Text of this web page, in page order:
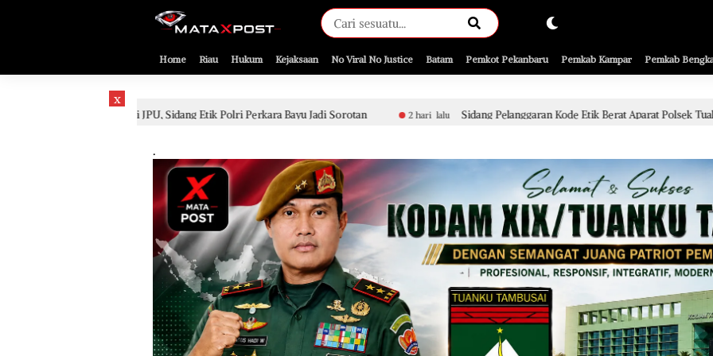
[gnpub_google_news_follow]
Home Riau Hukum Kejaksaan No Viral No Justice Batam Pemkot Pekanbaru Pemkab Kampar Pemkab
x
JPU, Sidang Etik Polri Perkara Bayu Jadi Sorotan 2 hari lalu Sidang Pelanggaran Kode Etik Berat Aparat Polsek Tualang Terkait Penyidikan
.